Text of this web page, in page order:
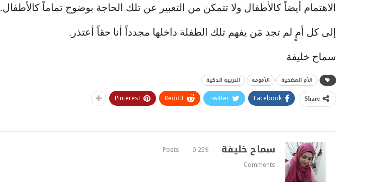
الاهتمام أيضاً كالأطفال ولا تتمكن من التعبير عن تلك الحاجة بوضوح تماماً كالأطفال.
إلى كل أمٍ لم تجد مَن يفهم تلك الطفلة داخلها مجدداً أنا حقاً أعتذر.
سماح خليفة
الأم المضحية الأمومة التربية الذكية
Share
Facebook
Twitter
ReddIt
Pinterest
سماح خليفة 259 Posts
0
Comments